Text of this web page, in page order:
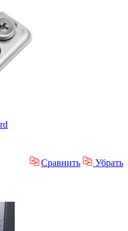
Сравнить Убрать